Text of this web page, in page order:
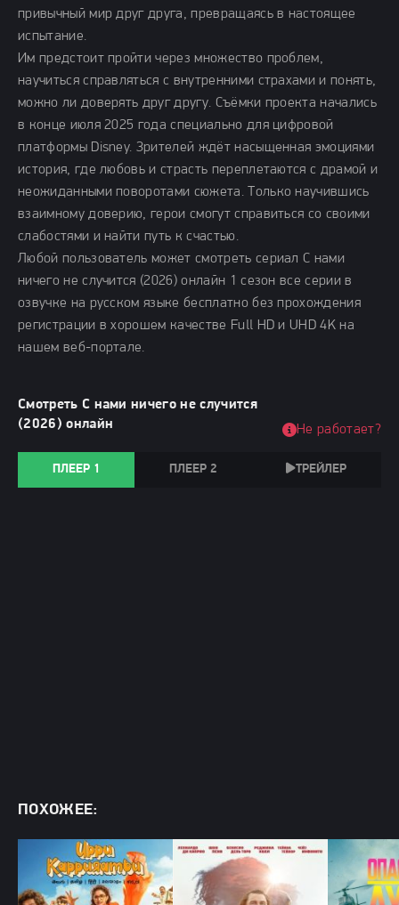
привычный мир друг друга, превращаясь в настоящее
испытание.
Им предстоит пройти через множество проблем,
научиться справляться с внутренними страхами и понять,
можно ли доверять друг другу. Съёмки проекта начались
в конце июля 2025 года специально для цифровой
платформы Disney. Зрителей ждёт насыщенная эмоциями
история, где любовь и страсть переплетаются с драмой и
неожиданными поворотами сюжета. Только научившись
взаимному доверию, герои смогут справиться со своими
слабостями и найти путь к счастью.
Любой пользователь может смотреть сериал С нами
ничего не случится (2026) онлайн 1 сезон все серии в
озвучке на русском языке бесплатно без прохождения
регистрации в хорошем качестве Full HD и UHD 4K на
нашем веб-портале.
Смотреть С нами ничего не случится
(2026) онлайн
ПЛЕЕР 1 ПЛЕЕР 2 ТРЕЙЛЕР
Не работает?
ПОХОЖЕЕ: